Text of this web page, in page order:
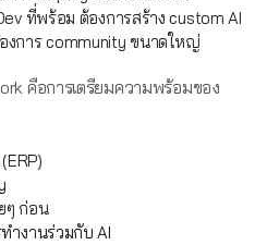
ที่พร้อม ต้องการสร้าง custom AI
การ community ขนาดใหญ่
คือการเตรียมความพร้อมของ
ๆ ก่อน
ำงานร่วมกับ AI